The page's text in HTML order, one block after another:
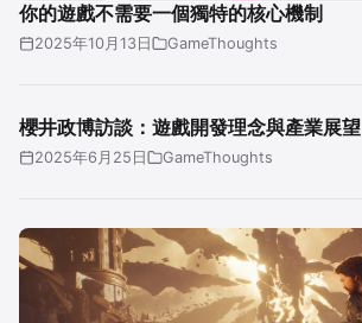
你的遊戲不需要一個獨特的核心機制
2025年10月13日 GameThoughts
櫻井政博訪談：遊戲開發理念與產業展望
2025年6月25日 GameThoughts